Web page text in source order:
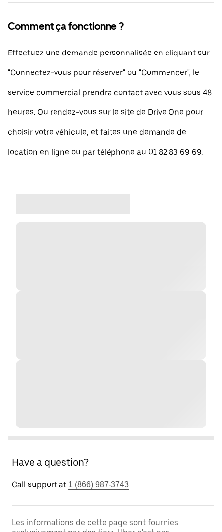
Comment ça fonctionne ?
Effectuez une demande personnalisée en cliquant sur
"Connectez-vous pour réserver" ou "Commencer", le
service commercial prendra contact avec vous sous 48
heures. Ou rendez-vous sur le site de Drive One pour
choisir votre véhicule, et faites une demande de
location en ligne ou par téléphone au 01 82 83 69 69.
Have a question?
Call support at 1 (866) 987-3743
Les informations de cette page sont fournies